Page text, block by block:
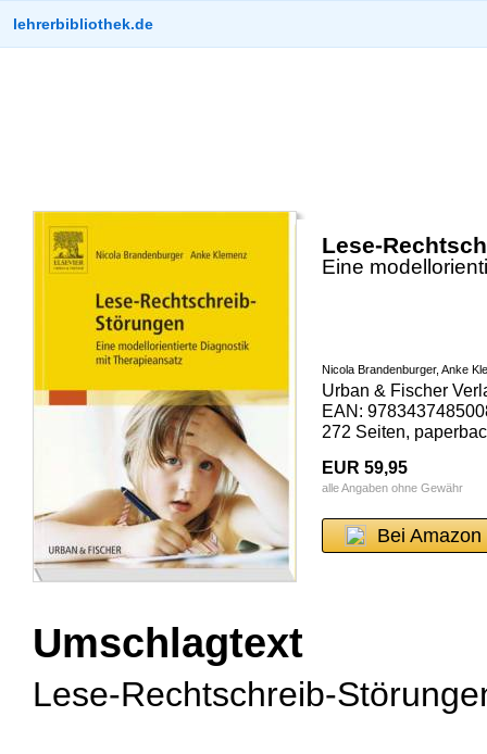
lehrerbibliothek.de
Lese-
Eine
Nicola Brandenburger, Anke
Urban & Fischer
EAN:
272 Seiten,
EUR 59,95
alle Angaben ohne Gewähr
Bei Amazon
Umschlagtext
Lese-Rechtschreib-